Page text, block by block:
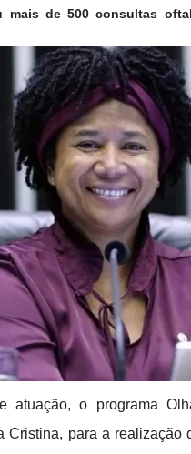
mais de 500 consultas
atuação, o programa
Cristina, para a realização